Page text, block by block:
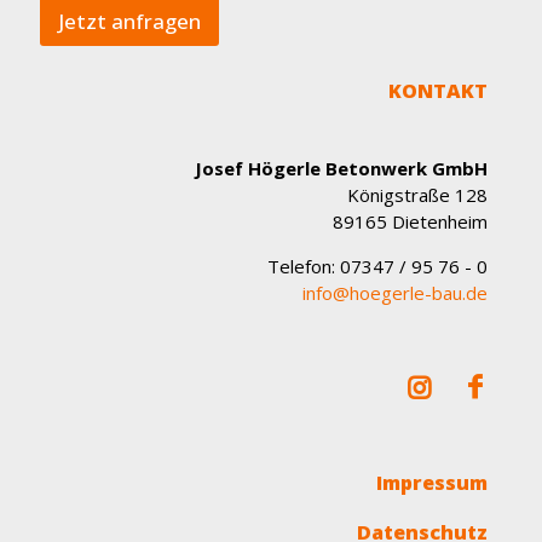
e
i
Jetzt anfragen
KONTAKT
Josef Högerle Betonwerk GmbH
Königstraße 128
89165 Dietenheim
Telefon: 07347 / 95 76 - 0
info@hoegerle-bau.de
Impressum
Datenschutz